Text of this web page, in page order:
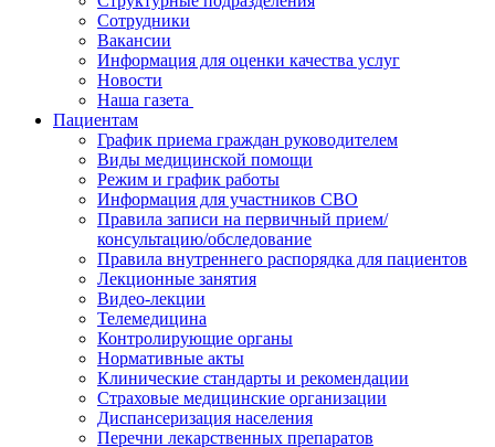
Сотрудники
Вакансии
Информация для оценки качества услуг
Новости
​​Наша газета
Пациентам
График приема граждан руководителем
Виды медицинской помощи
Режим и график работы
Информация для участников СВО
Правила записи на первичный прием/
консультацию/обследование
Правила внутреннего распорядка для пациентов
Лекционные занятия
Видео-лекции
Телемедицина
Контролирующие органы
Нормативные акты
Клинические стандарты и рекомендации
Страховые медицинские организации
Диспансеризация населения
Перечни лекарственных препаратов